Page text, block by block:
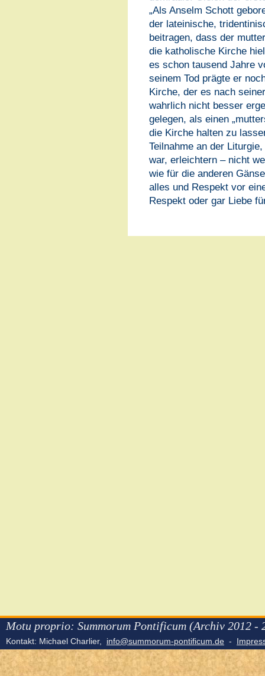
„Als Anselm Schott
der lateinische,
beitragen, dass der
die katholische Kirche
es schon tausend Jahre
seinem Tod prägte er
Kirche, der es nach
wahrlich nicht besser
gelegen, als einen
die Kirche halten zu
Teilnahme an der
war, erleichtern – nicht
wie für die anderen
alles und Respekt vor
Respekt oder gar Liebe
Motu proprio: Summorum Pontificum (Archiv 2012 -
Kontakt: Michael Charlier, info@summorum-pontificum.de -